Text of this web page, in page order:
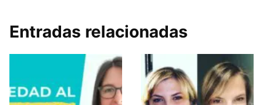
Entradas relacionadas